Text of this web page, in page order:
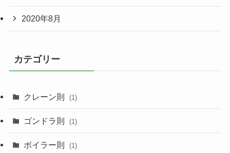
2020年8月
カテゴリー
クレーン則 (1)
ゴンドラ則 (1)
ボイラー則 (1)